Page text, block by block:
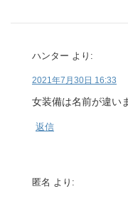
ハンター より:
2021年7月30日 16:33
女装備は名前が違い
返信
匿名 より: